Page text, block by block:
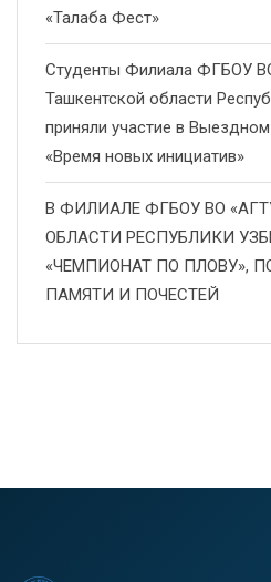
«Талаба Фест»
Студенты Филиала ФГБОУ
Ташкентской области
приняли участие в
«Время новых инициатив»
В ФИЛИАЛЕ ФГБОУ ВО
ОБЛАСТИ РЕСПУБЛИКИ
«ЧЕМПИОНАТ ПО ПЛОВУ»,
ПАМЯТИ И ПОЧЕСТЕЙ